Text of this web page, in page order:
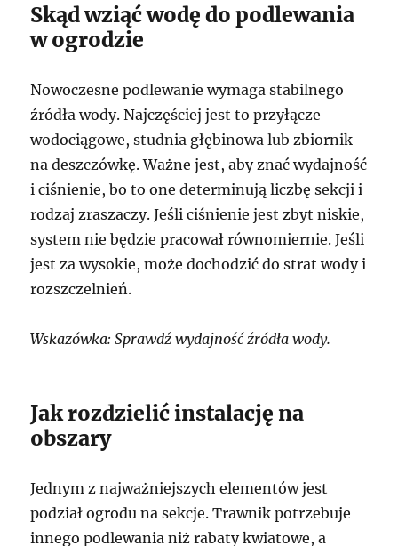
Skąd wziąć wodę do podlewania
w ogrodzie
Nowoczesne podlewanie wymaga stabilnego
źródła wody. Najczęściej jest to przyłącze
wodociągowe, studnia głębinowa lub zbiornik
na deszczówkę. Ważne jest, aby znać wydajność
i ciśnienie, bo to one determinują liczbę sekcji i
rodzaj zraszaczy. Jeśli ciśnienie jest zbyt niskie,
system nie będzie pracował równomiernie. Jeśli
jest za wysokie, może dochodzić do strat wody i
rozszczelnień.
Wskazówka: Sprawdź wydajność źródła wody.
Jak rozdzielić instalację na
obszary
Jednym z najważniejszych elementów jest
podział ogrodu na sekcje. Trawnik potrzebuje
innego podlewania niż rabaty kwiatowe, a